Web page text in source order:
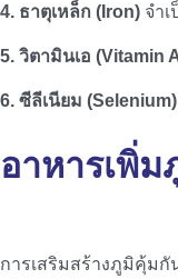
4. ธาตุเหล็ก (Iron) จำ
5. วิตามินเอ (Vitamin
6. ซีลีเนียม (Selenium)
อาหารเพิ่
การเสริมสร้างภูมิคุ้ม